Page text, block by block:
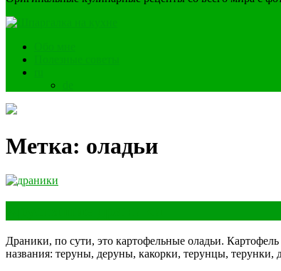
Метка: оладьи
Драники, по сути, это картофельные оладьи.
названия: теруны, деруны, какорки, терунцы, терунки,